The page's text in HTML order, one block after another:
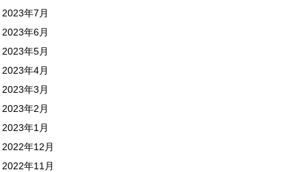
2023年7月
2023年6月
2023年5月
2023年4月
2023年3月
2023年2月
2023年1月
2022年12月
2022年11月